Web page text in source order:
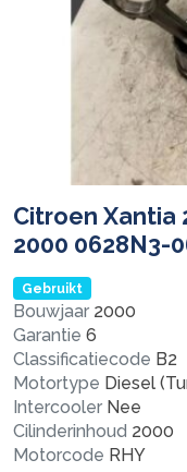
Citroen Xantia
2000 0628N3-
Gebruikt
Bouwjaar 2000
Garantie 6
Classificatiecode B2
Motortype Diesel
Intercooler Nee
Cilinderinhoud 2000
Motorcode RHY